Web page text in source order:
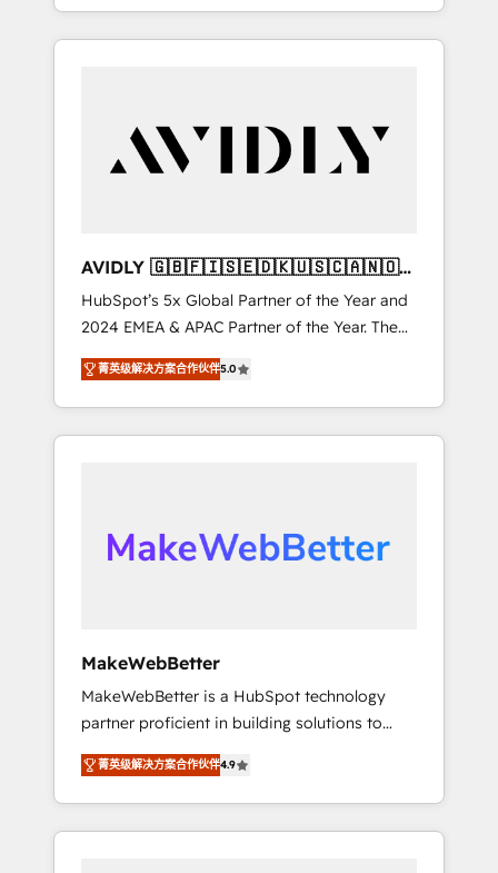
specialize in both strategic RevOps planning
and hands-on technical execution - building
Services - Managed IT (MSP) - Franchises -
Professional Services - And more! How we
Custom integrations and workflow
automation ✔️ User adoption programs,
training, and enablement Through project-
based engagements and ongoing RevOps
partnerships, we guide organizations through
the revenue maturity model - delivering the
right improvements at the right time so
AVIDLY 🇬🇧🇫🇮🇸🇪🇩🇰🇺🇸🇨🇦🇳🇴
🇩🇪🇦🇺🇳🇿
HubSpot’s 5x Global Partner of the Year and
2024 EMEA & APAC Partner of the Year. The
world’s most experienced and fully
accredited HubSpot Solutions Partner. 🚀
With 2,750+ HubSpot projects delivered and
370+ specialists across EMEA, APAC and NAM,
automation, we turn complexity into clarity,
human at global scale. 🏆 HubSpot’s CEO
菁英级解决方案合作伙伴5.0
MakeWebBetter
MakeWebBetter is a HubSpot technology
partner proficient in building solutions to
maximize the operational efficiency of
HubSpot. The fastest-growing tech-enabler &
facilitator, MakeWebBetter, hands you the
blend of HubSpot expertise & eminent
菁英级解决方案合作伙伴4.9